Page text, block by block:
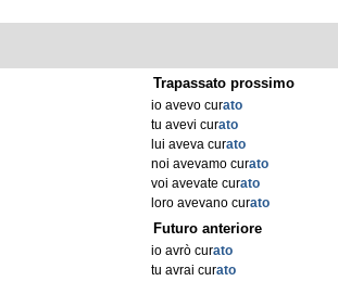
Trapassato prossimo
io avevo curato
tu avevi curato
lui aveva curato
noi avevamo curato
voi avevate curato
loro avevano curato
Futuro anteriore
io avrò curato
tu avrai curato